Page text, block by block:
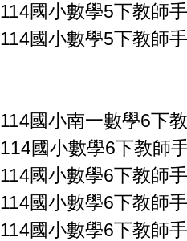
114國小數學5下教師
114國小數學5下教師
114國小南一數學6下
114國小數學6下教師
114國小數學6下教師
114國小數學6下教師
114國小數學6下教師